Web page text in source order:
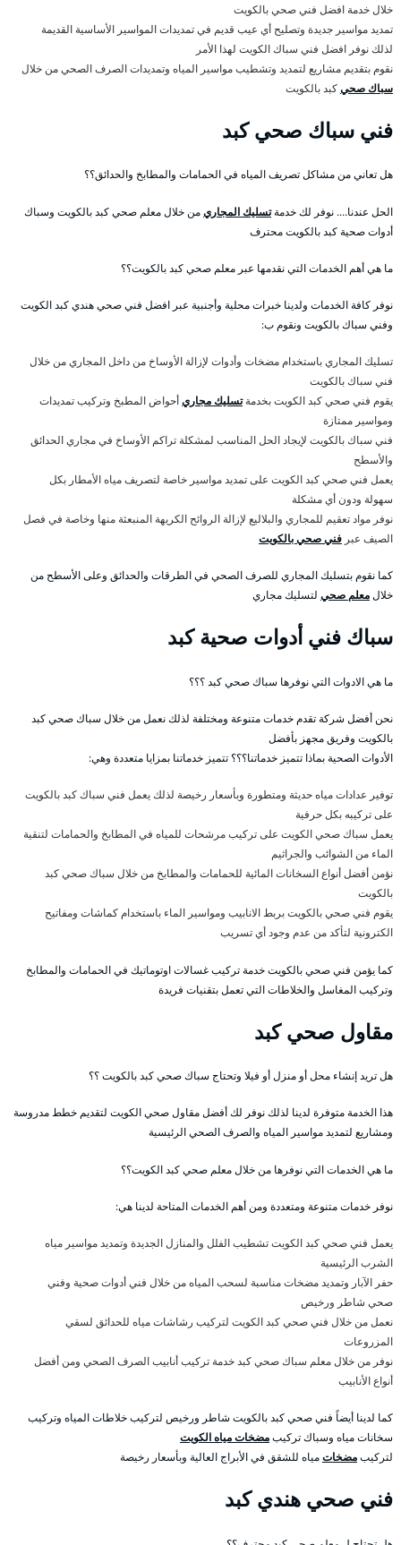
خلال خدمة افضل فني صحي بالكويت
تمديد مواسير جديدة وتصليح أي عيب قديم في تمديدات المواسير الأساسية القديمة
لذلك نوفر افضل فني سباك الكويت لهذا الأمر
نقوم بتقديم مشاريع لتمديد وتشطيب مواسير المياه وتمديدات الصرف الصحي من خلال
سباك صحيكبد بالكويت
فني سباك صحي كبد
هل تعاني من مشاكل تصريف المياه في الحمامات والمطابخ والحدائق؟؟
الحل عندنا…. نوفر لك خدمةتسليك المجاريمن خلال معلم صحي كبد بالكويت وسباك
أدوات صحية كبد بالكويت محترف
ما هي أهم الخدمات التي نقدمها عبر معلم صحي كبد بالكويت؟؟
نوفر كافة الخدمات ولدينا خبرات محلية وأجنبية عبر افضل فني صحي هندي كبد الكويت
وفني سباك بالكويت ونقوم ب:
تسليك المجاري باستخدام مضخات وأدوات لإزالة الأوساخ من داخل المجاري من خلال
فني سباك بالكويت
يقوم فني صحي كبد الكويت بخدمةتسليك مجاريأحواض المطبخ وتركيب تمديدات
ومواسير ممتازة
فني سباك بالكويت لإيجاد الحل المناسب لمشكلة تراكم الأوساخ في مجاري الحدائق
والأسطح
يعمل فني صحي كبد الكويت على تمديد مواسير خاصة لتصريف مياه الأمطار بكل
سهولة ودون أي مشكلة
نوفر مواد تعقيم للمجاري والبلاليع لإزالة الروائح الكريهة المنبعثة منها وخاصة في فصل
الصيف عبر فني صحي بالكويت
كما نقوم بتسليك المجاري للصرف الصحي في الطرقات والحدائق وعلى الأسطح من
خلالمعلم صحي لتسليك مجاري
سباك فني أدوات صحية كبد
ما هي الادوات التي نوفرها سباك صحي كبد ؟؟؟
نحن أفضل شركة تقدم خدمات متنوعة ومختلفة لذلك نعمل من خلال سباك صحي كبد
بالكويت وفريق مجهز بأفضل
الأدوات الصحية بماذا تتميز خدماتنا؟؟؟ تتميز خدماتنا بمزايا متعددة وهي:
توفير عدادات مياه حديثة ومتطورة وبأسعار رخيصة لذلك يعمل فني سباك كبد بالكويت
على تركيبه بكل حرفية
يعمل سباك صحي الكويت على تركيب مرشحات للمياه في المطابخ والحمامات لتنقية
الماء من الشوائب والجراثيم
نؤمن أفضل أنواع السخانات المائية للحمامات والمطابخ من خلال سباك صحي كبد
بالكويت
يقوم فني صحي بالكويت بربط الانابيب ومواسير الماء باستخدام كماشات ومفاتيح
الكترونية لتأكد من عدم وجود أي تسريب
كما يؤمن فني صحي بالكويت خدمة تركيب غسالات اوتوماتيك في الحمامات والمطابخ
وتركيب المغاسل والخلاطات التي تعمل بتقنيات فريدة
مقاول صحي كبد
هل تريد إنشاء محل أو منزل أو فيلا وتحتاج سباك صحي كبد بالكويت ؟؟
هذا الخدمة متوفرة لدينا لذلك نوفر لك أفضل مقاول صحي الكويت لتقديم خطط مدروسة
ومشاريع لتمديد مواسير المياه والصرف الصحي الرئيسية
ما هي الخدمات التي نوفرها من خلال معلم صحي كبد الكويت؟؟
نوفر خدمات متنوعة ومتعددة ومن أهم الخدمات المتاحة لدينا هي:
يعمل فني صحي كبد الكويت تشطيب الفلل والمنازل الجديدة وتمديد مواسير مياه
الشرب الرئيسية
حفر الآبار وتمديد مضخات مناسبة لسحب المياه من خلال فني أدوات صحية وفني
صحي شاطر ورخيص
نعمل من خلال فني صحي كبد الكويت لتركيب رشاشات مياه للحدائق لسقي
المزروعات
نوفر من خلال معلم سباك صحي كبد خدمة تركيب أنابيب الصرف الصحي ومن أفضل
أنواع الأنابيب
كما لدينا أيضاً فني صحي كبد بالكويت شاطر ورخيص لتركيب خلاطات المياه وتركيب
سخانات مياه وسباك تركيبمضخات مياه الكويت
لتركيبمضخاتمياه للشقق في الأبراج العالية وبأسعار رخيصة
فني صحي هندي كبد